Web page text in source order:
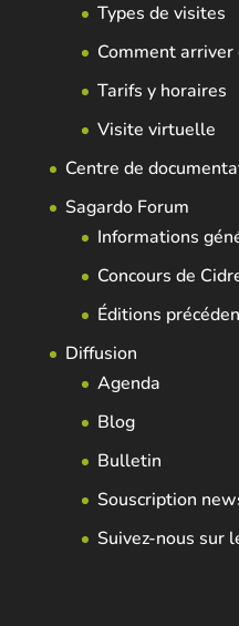
Types de visites
Comment arriver
Tarifs y horaires
Visite virtuelle
Centre de
Sagardo Forum
Informations
Concours de
Éditions
Diffusion
Agenda
Blog
Bulletin
Souscription
Suivez-nous sur